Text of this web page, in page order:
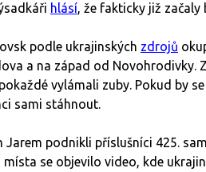
hlásí, že fakticky již začaly
podle ukrajinských zdrojů
a na západ od Novohrodivky.
vylámali zuby. Pokud by
sami stáhnout.
Jarem podnikli příslušníci 425.
místa se objevilo video, kde